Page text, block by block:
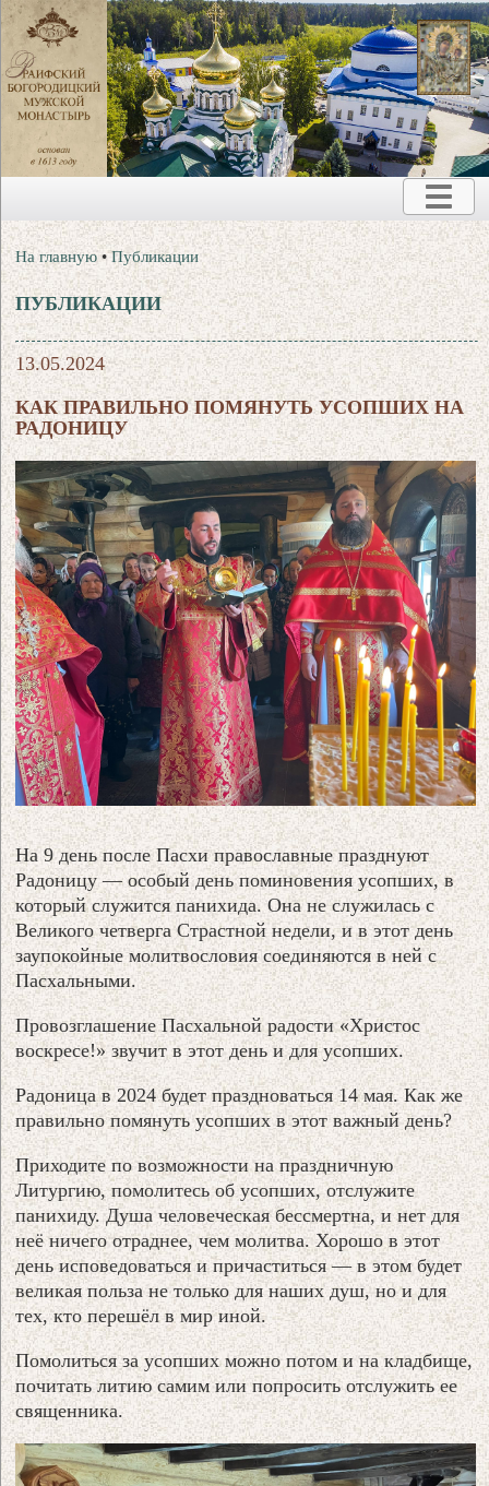
На главную •Публикации
ПУБЛИКАЦИИ
13.05.2024
КАК ПРАВИЛЬНО ПОМЯНУТЬ УСОПШИХ НА
РАДОНИЦУ
На 9 день после Пасхи православные празднуют
Радоницу — особый день поминовения усопших, в
который служится панихида. Она не служилась с
Великого четверга Страстной недели, и в этот день
заупокойные молитвословия соединяются в ней с
Пасхальными.
Провозглашение Пасхальной радости «Христос
воскресе!» звучит в этот день и для усопших.
Радоница в 2024 будет праздноваться 14 мая. Как же
правильно помянуть усопших в этот важный день?
Приходите по возможности на праздничную
Литургию, помолитесь об усопших, отслужите
панихиду. Душа человеческая бессмертна, и нет для
неё ничего отраднее, чем молитва. Хорошо в этот
день исповедоваться и причаститься — в этом будет
великая польза не только для наших душ, но и для
тех, кто перешёл в мир иной.
Помолиться за усопших можно потом и на кладбище,
почитать литию самим или попросить отслужить ее
священника.